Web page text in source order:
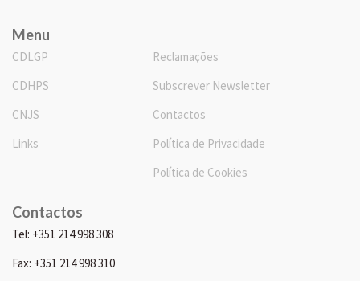
Menu
CDLGP
CDHPS
CNJS
Links
Reclamações
Subscrever Newsletter
Contactos
Política de Privacidade
Política de Cookies
Contactos
Tel: +351 214 998 308
Fax: +351 214 998 310